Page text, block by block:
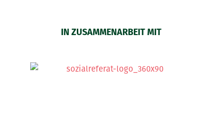
IN ZUSAMMENARBEIT MIT